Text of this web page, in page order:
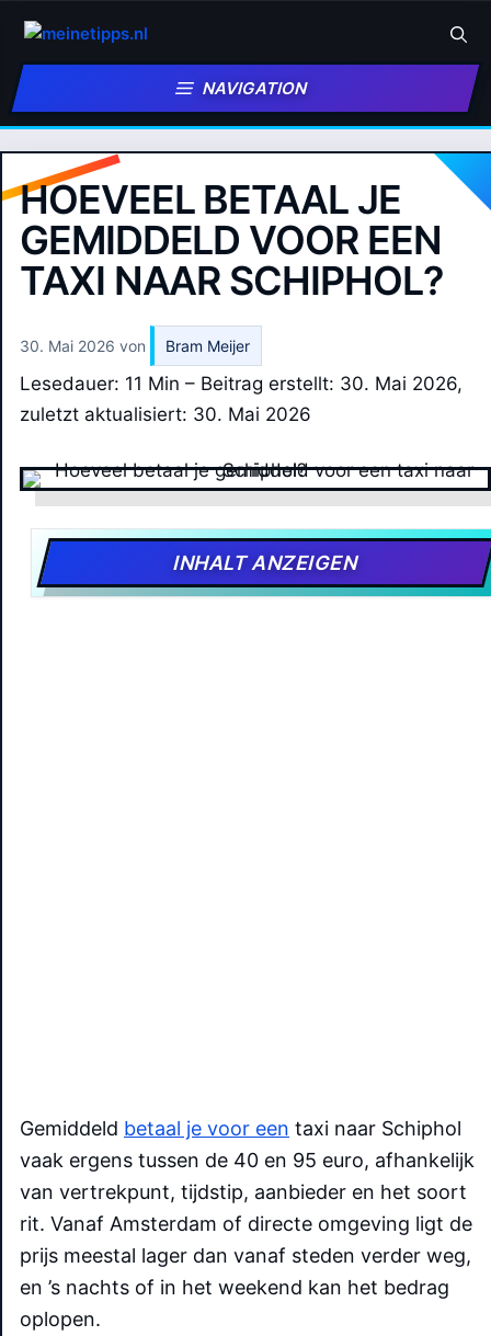
Inhalt
springen
NAVIGATION
HOEVEEL BETAAL JE
GEMIDDELD VOOR EEN
TAXI NAAR SCHIPHOL?
30. Mai 2026 von Bram Meijer
Lesedauer: 11 Min – Beitrag erstellt: 30. Mai 2026,
zuletzt aktualisiert: 30. Mai 2026
INHALT ANZEIGEN
Gemiddeld betaal je voor een taxi naar Schiphol
vaak ergens tussen de 40 en 95 euro, afhankelijk
van vertrekpunt, tijdstip, aanbieder en het soort
rit. Vanaf Amsterdam of directe omgeving ligt de
prijs meestal lager dan vanaf steden verder weg,
en ’s nachts of in het weekend kan het bedrag
oplopen.